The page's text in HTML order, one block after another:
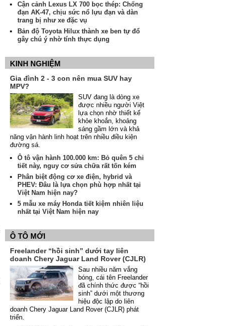
Cận cảnh Lexus LX 700 bọc thép: Chống
đạn AK-47, chịu sức nổ lựu đạn và dàn
trang bị như xe đặc vụ
Bản độ Toyota Hilux thành xe ben tự đổ
gây chú ý nhờ tính thực dụng
KINH NGHIỆM
Gia đình 2 - 3 con nên mua SUV hay
MPV?
SUV đang là dòng xe
được nhiều người Việt
lựa chọn nhờ thiết kế
khỏe khoắn, khoảng
sáng gầm lớn và khả
năng vận hành linh hoạt trên nhiều điều kiện
đường sá.
Ô tô vận hành 100.000 km: Bỏ quên 5 chi
tiết này, nguy cơ sửa chữa rất tốn kém
Phân biệt động cơ xe điện, hybrid và
PHEV: Đâu là lựa chọn phù hợp nhất tại
Việt Nam hiện nay?
5 mẫu xe máy Honda tiết kiệm nhiên liệu
nhất tại Việt Nam hiện nay
Ô TÔ MỚI
Freelander “hồi sinh” dưới tay liên
doanh Chery Jaguar Land Rover (CJLR)
Sau nhiều năm vắng
bóng, cái tên Freelander
đã chính thức được “hồi
sinh” dưới một thương
hiệu độc lập do liên
doanh Chery Jaguar Land Rover (CJLR) phát
triển.